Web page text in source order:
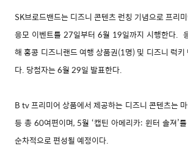
SK브로드밴드는 디즈니 콘텐츠 런칭 기념으로 프리
응모 이벤트를 27일부터 6월 19일까지 시행한다.
해 홍콩 디즈니랜드 여행 상품권(1명) 및 디즈니 럭
다. 당첨자는 6월 29일 발표한다.
B tv 프리미어 상품에서 제공하는 디즈니 콘텐츠는
등 총 60여편이며, 5월 ‘캡틴 아메리카: 윈터 솔져’
순차적으로 편성될 예정이다.